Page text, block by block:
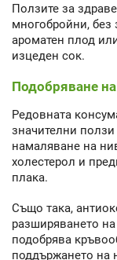
Ползите за
многобройни, без
ароматен плод
изцеден сок.
Подобряване
Редовната
значителни
намаляване на
холестерол и
плака.
Също така,
разширяването
подобрява
поддържането на